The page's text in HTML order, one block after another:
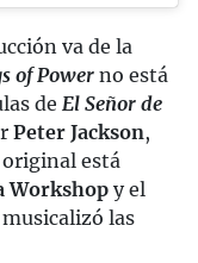
va de la
of Power no está
de El Señor de
Peter Jackson,
está
Workshop y el
las